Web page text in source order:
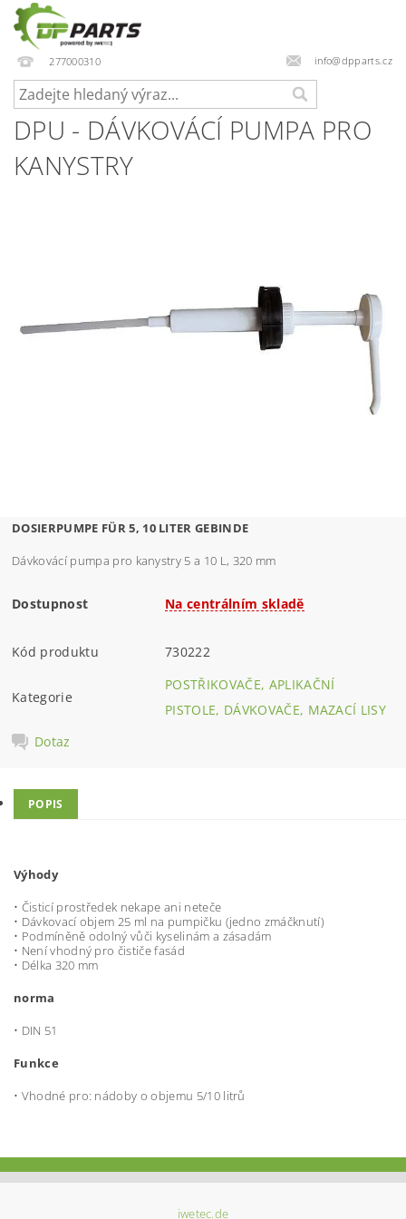
277000310 info@dpparts.cz
DPU - DÁVKOVÁCÍ PUMPA PRO
KANYSTRY
DOSIERPUMPE FÜR 5, 10 LITER GEBINDE
Dávkovácí pumpa pro kanystry 5 a 10 L, 320 mm
Dostupnost Na centrálním skladě
Kód produktu 730222
Kategorie
POSTŘIKOVAČE, APLIKAČNÍ
PISTOLE, DÁVKOVAČE, MAZACÍ LISY
Dotaz
POPIS
Výhody
• Čisticí prostředek nekape ani neteče
• Dávkovací objem 25 ml na pumpičku (jedno zmáčknutí)
• Podmíněně odolný vůči kyselinám a zásadám
• Není vhodný pro čističe fasád
• Délka 320 mm
norma
• DIN 51
Funkce
• Vhodné pro: nádoby o objemu 5/10 litrů
iwetec.de